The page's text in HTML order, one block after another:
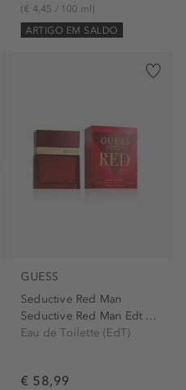
(€ 4,45 / 100 ml)
ARTIGO EM SALDO
GUESS
Seductive Red Man
Seductive Red Man Edt Spray
Eau de Toilette (EdT)
€ 58,99